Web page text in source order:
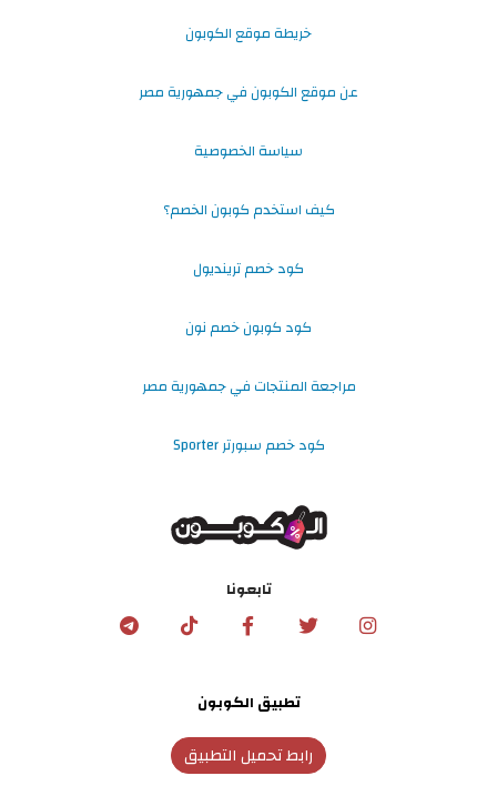
خريطة موقع الكوبون
عن موقع الكوبون في جمهورية مصر
سياسة الخصوصية
كيف استخدم كوبون الخصم؟
كود خصم ترينديول
كود كوبون خصم نون
مراجعة المنتجات في جمهورية مصر
كود خصم سبورتر Sporter
تابعونا
تطبيق الكوبون
رابط تحميل التطبيق